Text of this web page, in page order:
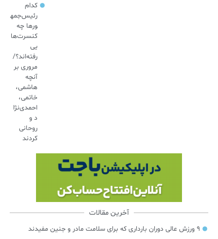
کدام
رئیس‌جمه
ورها چه
کنسرت‌ها
یی
رفته‌اند؟/
مروری بر
آنچه
هاشمی،
خاتمی،
احمدی‌نژا
د و
روحانی
کردند
آخرین مقالات
۹ ورزش عالی دوران بارداری که برای سلامت مادر و جنین مفیدند